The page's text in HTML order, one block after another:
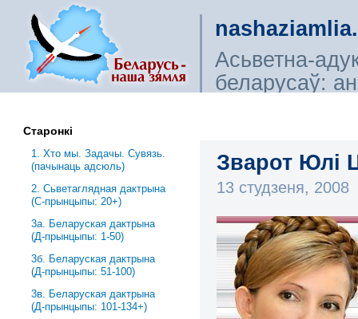
Асьветна-
беларусаў:
Зварот Юлі
13 студзеня, 2008
Старонкі
1. Хто мы. Задачы. Сувязь.
(пачынаць адсюль)
2. Сьветаглядная дактрына
(С-прынцыпы: 20+)
3a. Беларуская дактрына
(Д-прынцыпы: 1-50)
3б. Беларуская дактрына
(Д-прынцыпы: 51-100)
3в. Беларуская дактрына
(Д-прынцыпы: 101-134+)